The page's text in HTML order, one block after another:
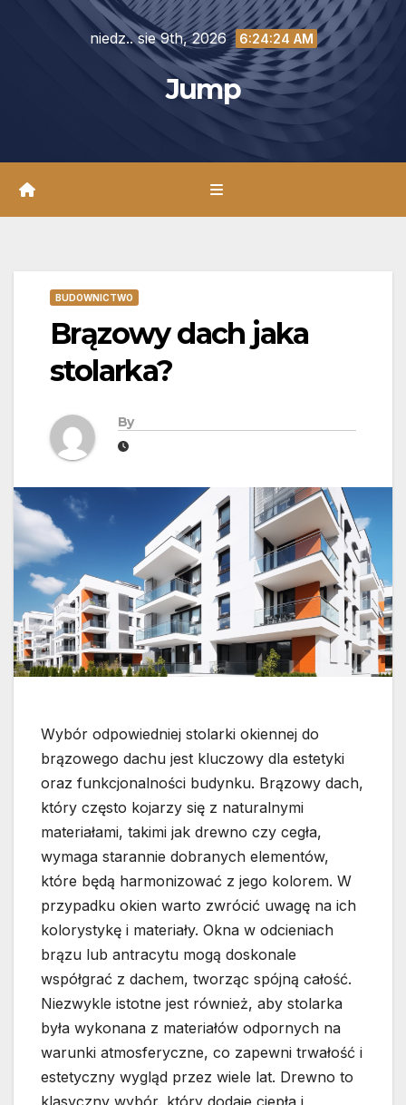
niedz.. sie 9th, 2026 6:24:25 AM
Jump
BUDOWNICTWO
Brązowy dach jaka
stolarka?
By
Wybór odpowiedniej stolarki okiennej do
brązowego dachu jest kluczowy dla estetyki
oraz funkcjonalności budynku. Brązowy dach,
który często kojarzy się z naturalnymi
materiałami, takimi jak drewno czy cegła,
wymaga starannie dobranych elementów,
które będą harmonizować z jego kolorem. W
przypadku okien warto zwrócić uwagę na ich
kolorystykę i materiały. Okna w odcieniach
brązu lub antracytu mogą doskonale
współgrać z dachem, tworząc spójną całość.
Niezwykle istotne jest również, aby stolarka
była wykonana z materiałów odpornych na
warunki atmosferyczne, co zapewni trwałość i
estetyczny wygląd przez wiele lat. Drewno to